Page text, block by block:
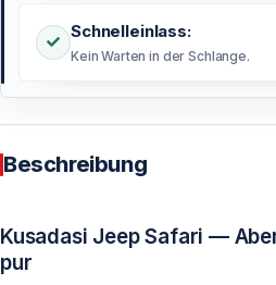
Schnelleinlass:
Kein Warten in der Schlange.
Beschreibung
Kusadasi Jeep Safari —
pur